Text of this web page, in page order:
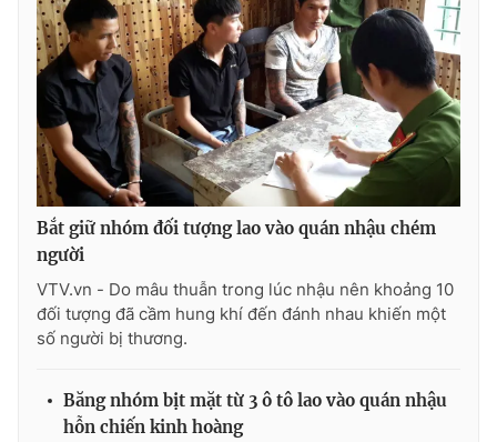
Ðiện thoại Thời báo VTV:
024.66 897 897
Email:toasoan@vtv.vn
Liên hệ quảng cáo:024-7300.7108
® Cấm sao chép dưới mọi hình thức nếu không có sự chấp
thuận bằng văn bản. Ghi rõ nguồn VTV.vn khi phát hành lại
thông tin từ website này.
Bắt giữ nhóm đối tượng lao vào quán nhậu chém
người
VTV.vn - Do mâu thuẫn trong lúc nhậu nên khoảng 10
đối tượng đã cầm hung khí đến đánh nhau khiến một
số người bị thương.
Băng nhóm bịt mặt từ 3 ô tô lao vào quán nhậu
hỗn chiến kinh hoàng